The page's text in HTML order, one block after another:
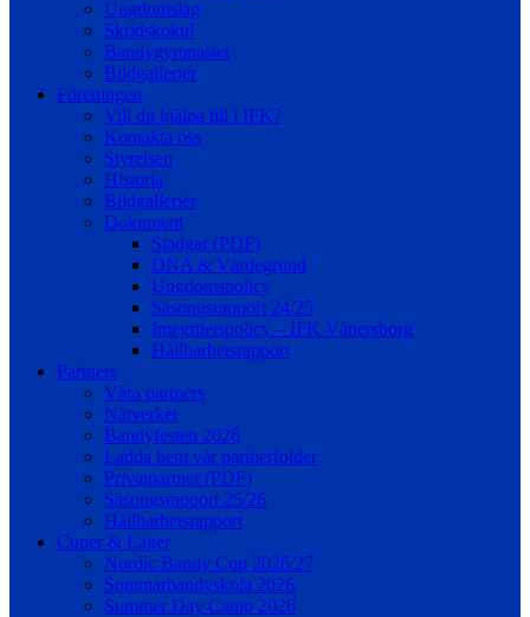
Ungdomslag
Skridskokul
Bandygymnasiet
Bildgallerier
Föreningen
Vill du hjälpa till i IFK?
Kontakta oss
Styrelsen
Historia
Bildgallerier
Dokument
Stadgar (PDF)
DNA & Värdegrund
Ungdomspolicy
Säsongsrapport 24/25
Integritetspolicy – IFK Vänersborg
Hållbarhetsrapport
Partners
Våra partners
Nätverket
Bandyfesten 2026
Ladda hem vår partnerfolder
Privatpartner (PDF)
Säsongsrapport 25/26
Hållbarhetsrapport
Cuper & Läger
Nordic Bandy Cup 2026/27
Sommarbandyskola 2026
Summer Day Camp 2026